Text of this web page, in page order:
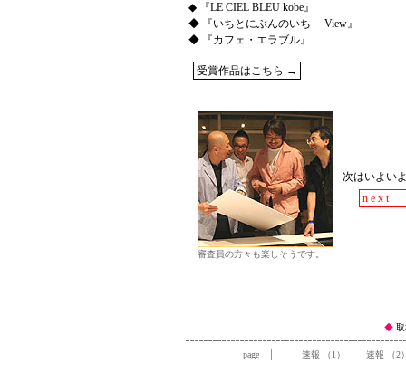
◆ 『LE CIEL BLEU kobe』
◆ 『いちとにぶんのいち View』
◆ 『カフェ・エラブル』
受賞作品はこちら →
審査員の方々も楽しそうです。
次はいよい
n e x t
◆
page │ 速報 （1） 速報 （2